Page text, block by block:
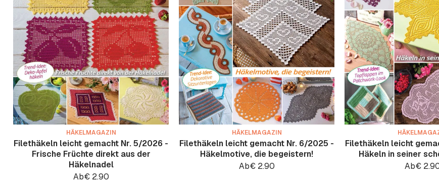
HÄKELMAGAZIN
Filethäkeln leicht gemacht Nr. 5/2026 -
Frische Früchte direkt aus der
Häkelnadel
Ab€2.90
HÄKELMAGAZIN
Filethäkeln leicht gemacht Nr. 6/2025 -
Häkelmotive, die begeistern!
Ab€2.90
Filethäkeln leicht
Häkeln in seiner
Ab€